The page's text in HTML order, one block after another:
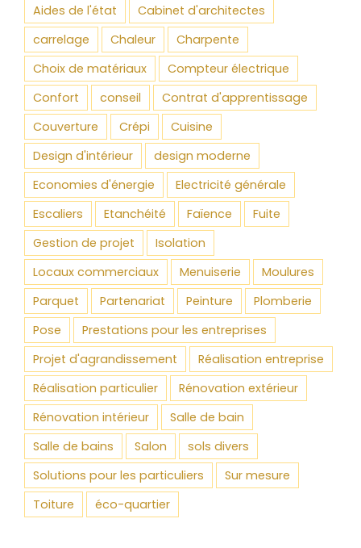
Aides de l'état
Cabinet d'architectes
carrelage
Chaleur
Charpente
Choix de matériaux
Compteur électrique
Confort
conseil
Contrat d'apprentissage
Couverture
Crépi
Cuisine
Design d'intérieur
design moderne
Economies d'énergie
Electricité générale
Escaliers
Etanchéité Faïence
Fuite
Gestion de projet
Isolation
Locaux commerciaux
Menuiserie
Moulures
Parquet
Partenariat Peinture
Plomberie
Pose
Prestations pour les entreprises
Projet d'agrandissement
Réalisation entreprise
Réalisation particulier
Rénovation extérieur
Rénovation intérieur
Salle de bain
Salle de bains
Salon
sols divers
Solutions pour les particuliers
Sur mesure
Toiture
éco-quartier